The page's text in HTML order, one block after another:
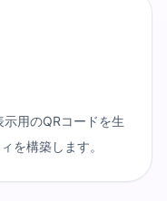
用のQRコードを生
を構築します。